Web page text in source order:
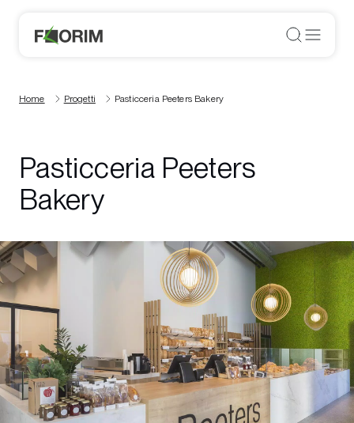
Home Progetti Pasticceria Peeters Bakery
Pasticceria Peeters
Bakery